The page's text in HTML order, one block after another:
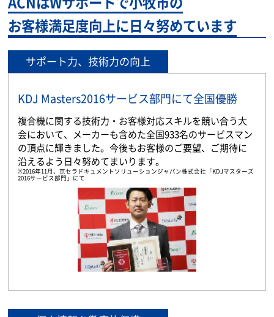
お客様満足度向上に日々努めています
サポート力、技術力の向上
KDJ Masters2016サービス部門にて全国優勝
複合機に関する技術力・お客様対応スキルを競い合う大
会において、メーカーも含めた全国933名のサービスマン
の頂点に輝きました。今後もお客様のご要望、ご期待に
沿えるよう日々努めてまいります。
※2016年11月、京セラドキュメントソリューションジャパン株式会社「KDJマスターズ
2016サービス部門」にて